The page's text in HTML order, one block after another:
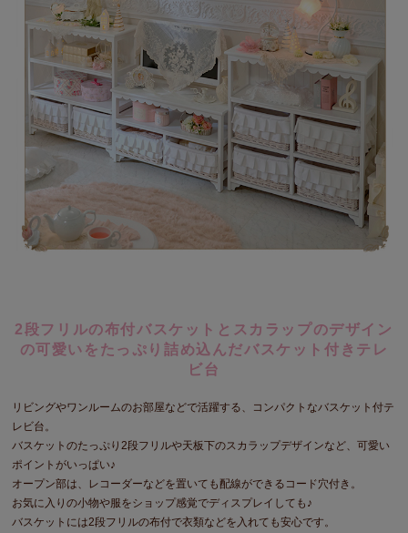
2段フリルの布付バスケットとスカラップのデザイン
の可愛いをたっぷり詰め込んだバスケット付きテレ
ビ台
リビングやワンルームのお部屋などで活躍する、コンパクトなバスケット付テ
レビ台。
バスケットのたっぷり2段フリルや天板下のスカラップデザインなど、可愛い
ポイントがいっぱい♪
オープン部は、レコーダーなどを置いても配線ができるコード穴付き。
お気に入りの小物や服をショップ感覚でディスプレイしても♪
バスケットには2段フリルの布付で衣類などを入れても安心です。